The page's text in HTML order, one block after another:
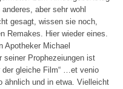
aber sehr wohl
gesagt, wissen sie noch,
Remakes. Hier wieder eines.
Apotheker Michael
seiner Prophezeiungen ist
der gleiche Film“ …et venio
ähnlich und in etwa. Vielleicht